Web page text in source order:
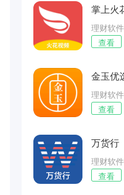
掌上火
理财软件
57.23MB
查看
金玉优
理财软件
70.47MB
查看
万货行
理财软件
34.18MB
查看